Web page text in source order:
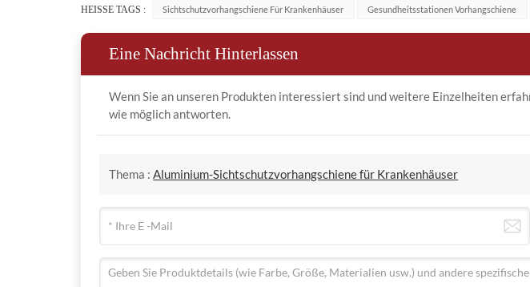
HEISSE TAGS : Sichtschutzvorhangschiene Für Krankenhäuser Gesundheitsstationen Vorhangschiene
Eine Nachricht Hinterlassen
Wenn Sie an unseren Produkten interessiert sind und weitere Einzelheiten
wie möglich antworten.
Thema :Aluminium-Sichtschutzvorhangschiene für Krankenhäuser